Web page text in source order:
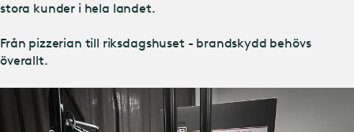
stora kunder i hela landet.
Från pizzerian till riksdagshuset - brandskydd behövs
överallt.